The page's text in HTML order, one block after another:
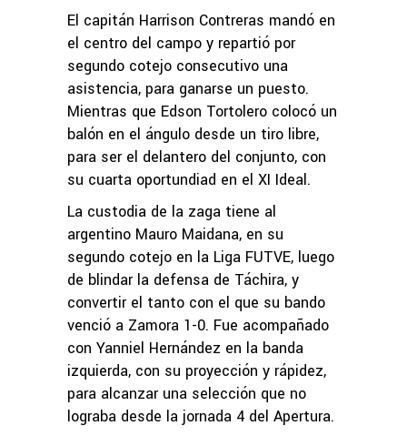
El capitán Harrison Contreras mandó en
el centro del campo y repartió por
segundo cotejo consecutivo una
asistencia, para ganarse un puesto.
Mientras que Edson Tortolero colocó un
balón en el ángulo desde un tiro libre,
para ser el delantero del conjunto, con
su cuarta oportundiad en el XI Ideal.
La custodia de la zaga tiene al
argentino Mauro Maidana, en su
segundo cotejo en la Liga FUTVE, luego
de blindar la defensa de Táchira, y
convertir el tanto con el que su bando
venció a Zamora 1-0. Fue acompañado
con Yanniel Hernández en la banda
izquierda, con su proyección y rápidez,
para alcanzar una selección que no
lograba desde la jornada 4 del Apertura.